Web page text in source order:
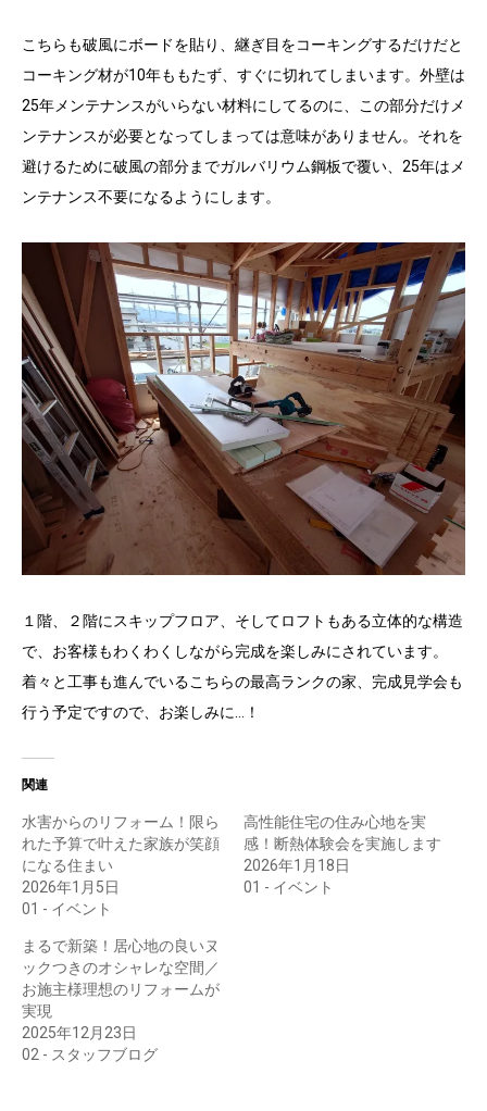
こちらも破風にボードを貼り、継ぎ目をコーキングするだけだと
コーキング材が10年ももたず、すぐに切れてしまいます。外壁は
25年メンテナンスがいらない材料にしてるのに、この部分だけメ
ンテナンスが必要となってしまっては意味がありません。それを
避けるために破風の部分までガルバリウム鋼板で覆い、25年はメ
ンテナンス不要になるようにします。
１階、２階にスキップフロア、そしてロフトもある立体的な構造
で、お客様もわくわくしながら完成を楽しみにされています。
着々と工事も進んでいるこちらの最高ランクの家、完成見学会も
行う予定ですので、お楽しみに…！
関連
水害からのリフォーム！限ら
れた予算で叶えた家族が笑顔
になる住まい
2026年1月5日
01 - イベント
高性能住宅の住み心地を実
感！断熱体験会を実施します
2026年1月18日
01 - イベント
まるで新築！居心地の良いヌ
ックつきのオシャレな空間／
お施主様理想のリフォームが
実現
2025年12月23日
02 - スタッフブログ